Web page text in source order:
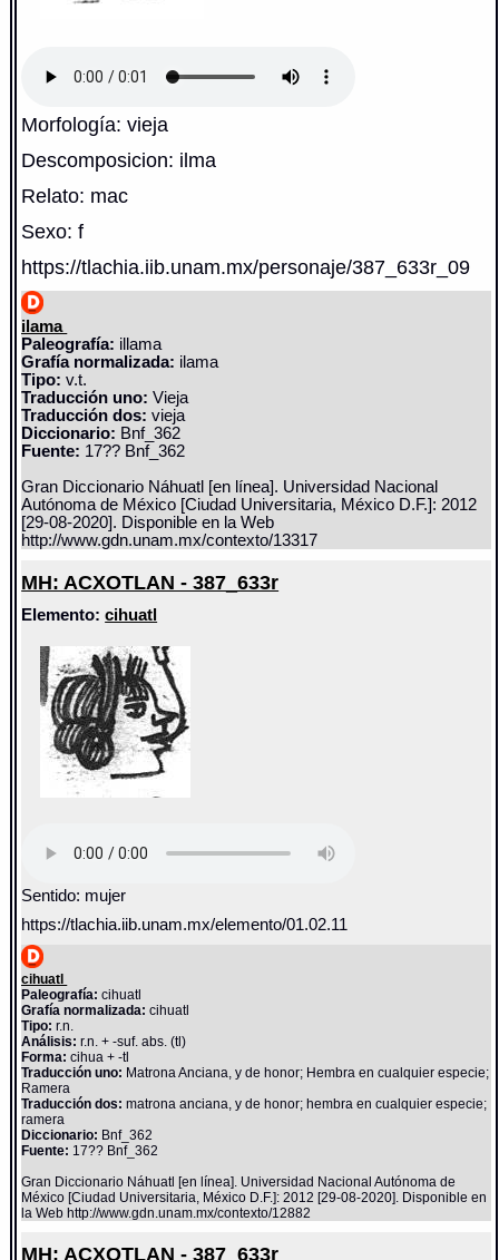
Morfología: vieja
Descomposicion: ilma
Relato: mac
Sexo: f
https://tlachia.iib.unam.mx/personaje/387_633r_09
ilama
Paleografía: illama
Grafía normalizada: ilama
Tipo: v.t.
Traducción uno: Vieja
Traducción dos: vieja
Diccionario: Bnf_362
Fuente: 17?? Bnf_362
Gran Diccionario Náhuatl [en línea]. Universidad Nacional
Autónoma de México [Ciudad Universitaria, México D.F.]: 2012
[29-08-2020]. Disponible en la Web
http://www.gdn.unam.mx/contexto/13317
MH: ACXOTLAN - 387_633r
Elemento:cihuatl
Sentido: mujer
https://tlachia.iib.unam.mx/elemento/01.02.11
cihuatl
Paleografía: cihuatl
Grafía normalizada: cihuatl
Tipo: r.n.
Análisis: r.n. + -suf. abs. (tl)
Forma: cihua + -tl
Traducción uno: Matrona Anciana, y de honor; Hembra en cualquier especie;
Ramera
Traducción dos: matrona anciana, y de honor; hembra en cualquier especie;
ramera
Diccionario: Bnf_362
Fuente: 17?? Bnf_362
Gran Diccionario Náhuatl [en línea]. Universidad Nacional Autónoma de
México [Ciudad Universitaria, México D.F.]: 2012 [29-08-2020]. Disponible en
la Web http://www.gdn.unam.mx/contexto/12882
MH: ACXOTLAN - 387_633r